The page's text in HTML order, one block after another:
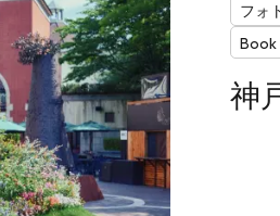
フォ
Book
神